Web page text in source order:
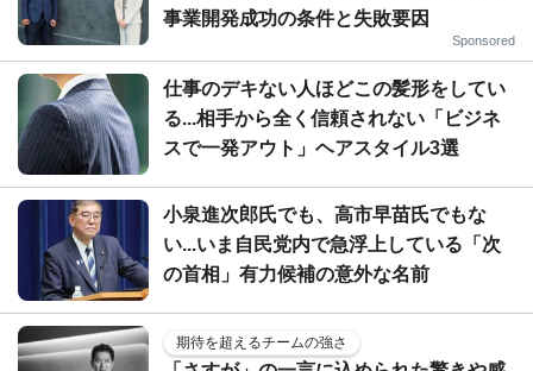
事業開発成功の条件と失敗要因
Sponsored
仕事のデキない人ほどこの髪形をしてい
る...相手から全く信頼されない「ビジネ
スで一発アウト」ヘアスタイル3選
小泉進次郎氏でも、高市早苗氏でもな
い...いま自民党内で急浮上している「次
の首相」有力候補の意外な名前
期待を超えるチームの強さ